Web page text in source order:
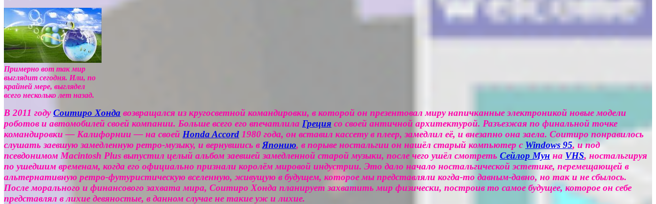
Примерно вот так мир
выглядит сегодня. Или, по
крайней мере, выглядел
всего несколько лет назад.
В 2011 годуСоитиро Хонда возвращался из кругосветной командировки, в которой он презентовал миру напичканные электроникой новые модели
роботов и автомобилей своей компании. Больше всего его впечатлила Греция со своей античной архитектурой. Разъезжая по финальной точке
командировки — Калифорнии — на своей Honda Accord 1980 года, он вставил кассету в плеер, замедлил её, и внезапно она заела. Соитиро понравилось
слушать заевшую замедленную ретро-музыку, и вернувшись в Японию, в порыве ностальгии он нашёл старый компьютер с Windows 95, и под
псевдонимом Macintosh Plus выпустил целый альбом заевшей замедленной старой музыки, после чего ушёл смотреть Сейлор Мун на VHS, ностальгируя
по ушедшим временам, когда его официально признали королём мировой индустрии. Это дало начало ностальгической эстетике, перемещающей в
альтернативную ретро-футуристическую вселенную, живущую в будущем, которое мы представляли когда-то давным-давно, но так и не сбылось.
После морального и финансового захвата мира, Соитиро Хонда планирует захватить мир физически, построив то самое будущее, которое он себе
представлял в лихие девяностые, в данном случае не такие уж и лихие.